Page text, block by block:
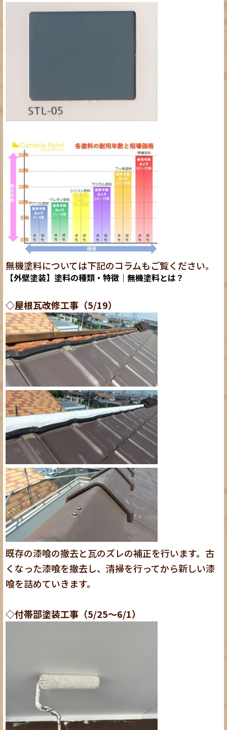
無機塗料については下記のコラムもご覧ください。
【外壁塗装】塗料の種類・特徴｜無機塗料とは？
◇屋根瓦改修工事（5/19）
既存の漆喰の撤去と瓦のズレの補正を行います。古
くなった漆喰を撤去し、清掃を行ってから新しい漆
喰を詰めていきます。
◇付帯部塗装工事（5/25～6/1）